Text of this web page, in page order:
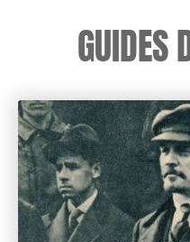
GUIDES